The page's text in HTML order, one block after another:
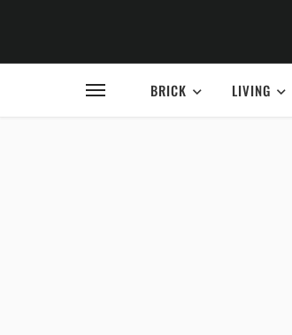
BRICK LIVING